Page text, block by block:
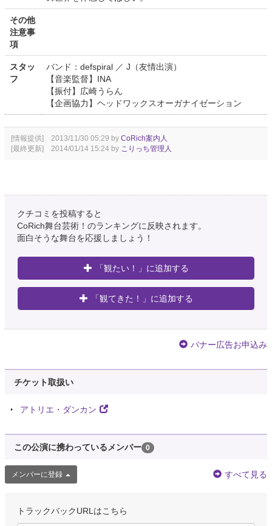
その他
注意事
項
スタッ
フ
バンド：defspiral ／ J（友情出演）
【音楽監督】INA
【振付】広崎うらん
【企画協力】ヘッドワックスオーガナイゼーション
[情報提供] 2013/11/30 05:29 by CoRich案内人
[最終更新] 2014/01/14 15:24 by こりっち管理人
クチコミを投稿すると
CoRich舞台芸術！のランキングに反映されます。
面白そうな舞台を応援しましょう！
「観たい！」に追加する
「観てきた！」に追加する
バナー広告お申込み
チケット取扱い
アトリエ・ダンカン
この公演に携わっているメンバー 0
メンバーに登録 すべて見る
トラックバックURLはこちら